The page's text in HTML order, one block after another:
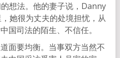
想法。他的妻子说，Danny
她很为丈夫的处境担忧，从
国司法的陌生、不信任。
面要均衡。当事双方当然不